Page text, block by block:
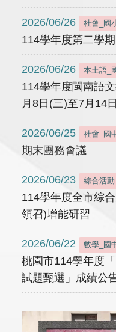
2026/06/26 社會_國
114學年度第二學
2026/06/26 本土語_
114學年度閩南語
月8日(三)至7月14
2026/06/25 社會_國
期末團務會議
2026/06/23 綜合活動
114學年度全市綜
領召)增能研習
2026/06/22 數學_國
桃園市114學年度
試題甄選」成績公